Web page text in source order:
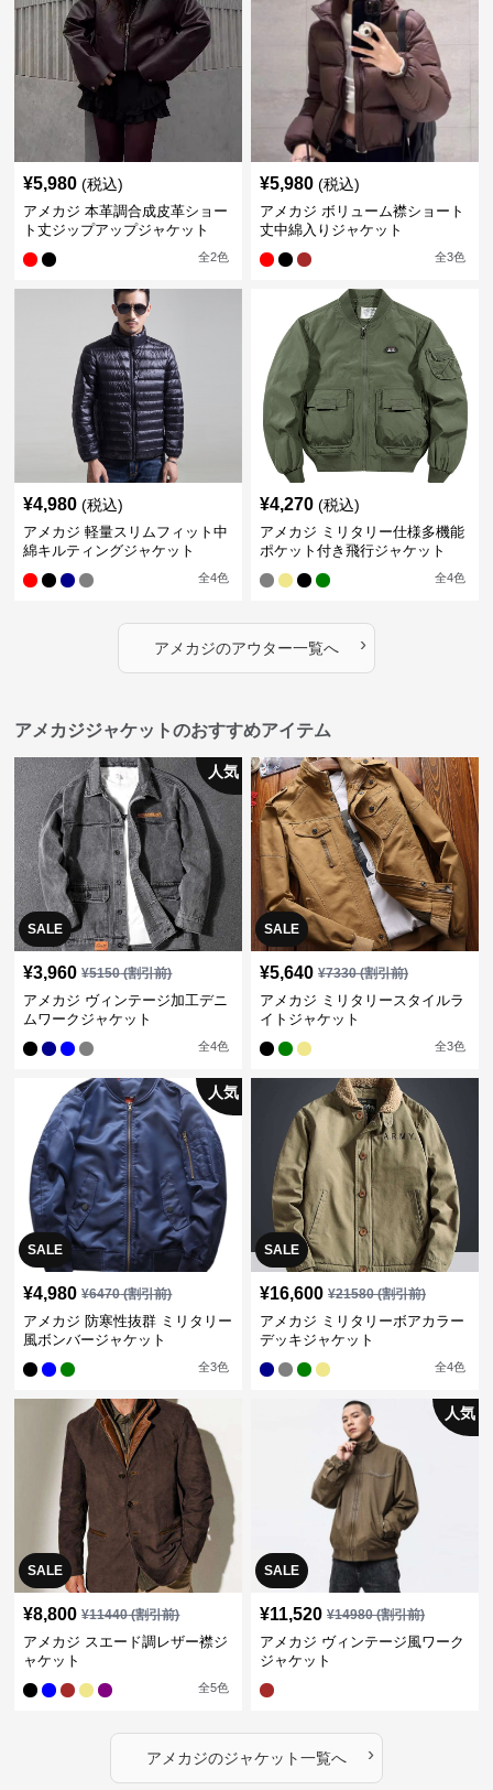
¥5,980 (税込)
アメカジ 本革調合成皮革ショー
ト丈ジップアップジャケット
全2色
¥5,980 (税込)
アメカジ ボリューム襟ショート
丈中綿入りジャケット
全3色
¥4,980 (税込)
アメカジ 軽量スリムフィット中
綿キルティングジャケット
全4色
¥4,270 (税込)
アメカジ ミリタリー仕様多機能
ポケット付き飛行ジャケット
全4色
アメカジのアウター一覧へ ›
アメカジジャケットのおすすめアイテム
SALE
人気
¥3,960 ¥5150(割引前)
アメカジ ヴィンテージ加工デニ
ムワークジャケット
全4色
SALE
¥5,640 ¥7330(割引前)
アメカジ ミリタリースタイルラ
イトジャケット
全3色
SALE
人気
¥4,980 ¥6470(割引前)
アメカジ 防寒性抜群 ミリタリー
風ボンバージャケット
全3色
SALE
¥16,600 ¥21580(割引前)
アメカジ ミリタリーボアカラー
デッキジャケット
全4色
SALE
¥8,800 ¥11440(割引前)
アメカジ スエード調レザー襟ジ
ャケット
全5色
SALE
人気
¥11,520 ¥14980(割引前)
アメカジ ヴィンテージ風ワーク
ジャケット
アメカジのジャケット一覧へ ›